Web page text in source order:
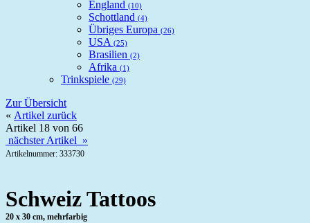
England (10)
Schottland (4)
Übriges Europa (26)
USA (25)
Brasilien (2)
Afrika (1)
Trinkspiele (29)
Zur Übersicht
« Artikel zurück
Artikel 18 von 66
nächster Artikel »
Artikelnummer: 333730
Schweiz Tattoos
20 x 30 cm, mehrfarbig